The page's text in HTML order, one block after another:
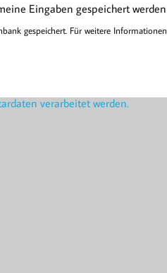
Eingaben gespeichert werden
gespeichert. Für weitere Informationen
verarbeitet werden.